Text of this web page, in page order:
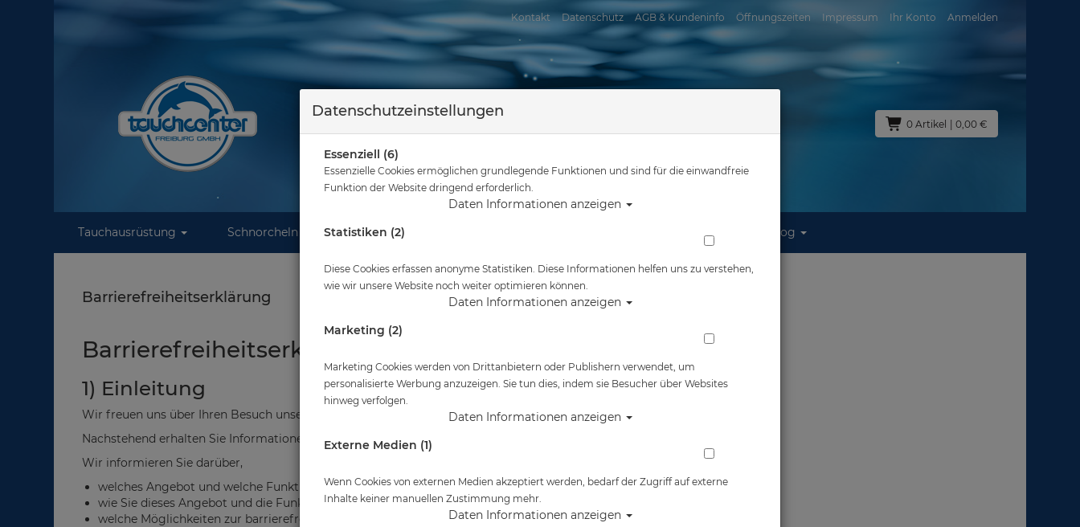
Kontakt Datenschutz AGB & Kundeninfo Öffnungszeiten Impressum Ihr Konto Anmelden
0 Artikel | 0,00 €
Tauchausrüstung Schnorcheln Wassersport Reisen Blog
Sie sind hier Startseite Barrierefreiheitserklärung
Barrierefreiheitserklärung
Barrierefreiheitserklärung
1) Einleitung
Wir freuen uns über Ihren Besuch unserer Website und bedanken uns für Ihr Interesse.
Nachstehend erhalten Sie Informationen zur barrierefreien Nutzbarkeit unseres Online-Angebots.
Wir informieren Sie darüber,
welches Angebot und welche Funktionen Sie auf dieser Website erwarten,
wie Sie dieses Angebot und die Funktionen nutzen können,
welche Möglichkeiten zur barrierefreien Nutzung Ihnen zur Verfügung stehen und
Datenschutzeinstellungen
Essenziell (6)
Essenzielle Cookies ermöglichen grundlegende Funktionen und sind für die einwandfreie
Funktion der Website dringend erforderlich.
Daten Informationen anzeigen
Statistiken (2)
Diese Cookies erfassen anonyme Statistiken. Diese Informationen helfen uns zu verstehen,
wie wir unsere Website noch weiter optimieren können.
Daten Informationen anzeigen
Marketing (2)
Marketing Cookies werden von Drittanbietern oder Publishern verwendet, um
personalisierte Werbung anzuzeigen. Sie tun dies, indem sie Besucher über Websites
hinweg verfolgen.
Daten Informationen anzeigen
Externe Medien (1)
Wenn Cookies von externen Medien akzeptiert werden, bedarf der Zugriff auf externe
Inhalte keiner manuellen Zustimmung mehr.
Daten Informationen anzeigen